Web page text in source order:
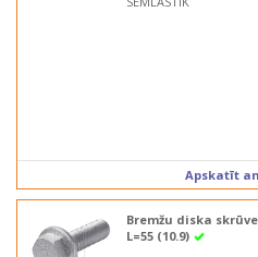
Apskatīt
Bremžu diska skrūve
L=55 (10.9)